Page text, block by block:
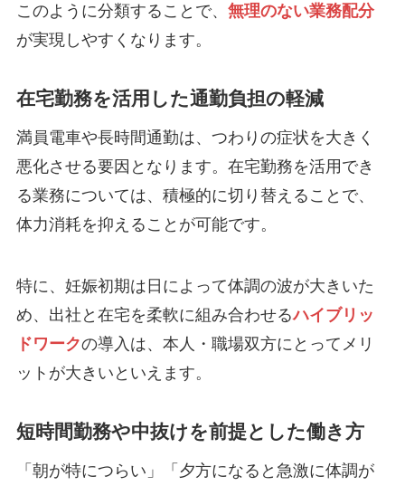
このように分類することで、 無理のない業務配分
が実現しやすくなります。
在宅勤務を活用した通勤負担の軽減
満員電車や長時間通勤は、つわりの症状を大きく
悪化させる要因となります。在宅勤務を活用でき
る業務については、積極的に切り替えることで、
体力消耗を抑えることが可能です。
特に、妊娠初期は日によって体調の波が大きいた
め、出社と在宅を柔軟に組み合わせるハイブリッ
ドワークの導入は、本人・職場双方にとってメリ
ットが大きいといえます。
短時間勤務や中抜けを前提とした働き方
「朝が特につらい」「夕方になると急激に体調が